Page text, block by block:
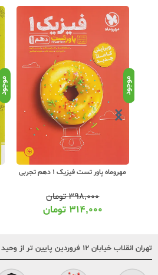
موجود
مهروماه پاور تست فیزیک 1 دهم تجربی
۳۹۸,۰۰۰تومان
۳۱۴,۰۰۰ تومان
موجود
تهران انقلاب خیابان ۱۲ فروردین پایین تر از وحید نظری پلاک ۲۴۹